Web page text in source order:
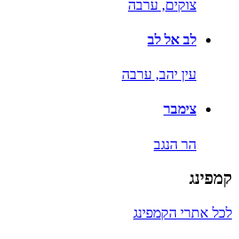
צוקים, ערבה
לב אל לב
עין יהב, ערבה
צימבר
הר הנגב
קמפינג
לכל אתרי הקמפינג